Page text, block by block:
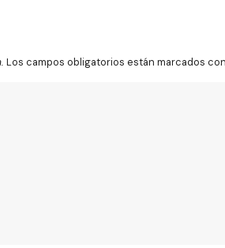
Los campos obligatorios están marcados con